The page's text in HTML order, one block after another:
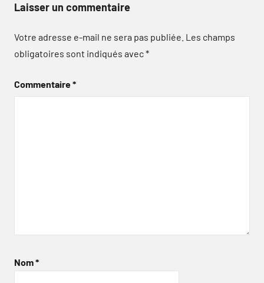
Laisser un commentaire
Votre adresse e-mail ne sera pas publiée. Les champs
obligatoires sont indiqués avec*
Commentaire*
Nom*